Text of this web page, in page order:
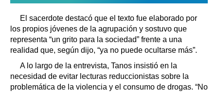
El sacerdote destacó que el texto fue elaborado por
los propios jóvenes de la agrupación y sostuvo que
representa “un grito para la sociedad” frente a una
realidad que, según dijo, “ya no puede ocultarse más”.
A lo largo de la entrevista, Tanos insistió en la
necesidad de evitar lecturas reduccionistas sobre la
problemática de la violencia y el consumo de drogas. “No